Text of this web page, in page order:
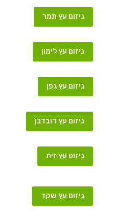
גיזום עץ תמר
גיזום עץ לימון
גיזום עץ גפן
גיזום עץ דובדבן
גיזום עץ זית
גיזום עץ שקד